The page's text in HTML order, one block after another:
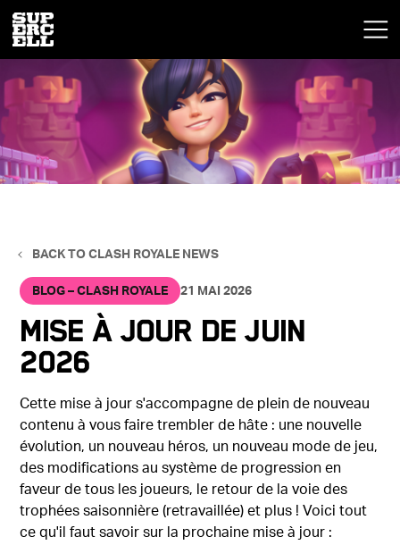
BACK TO CLASH ROYALE NEWS
BLOG – CLASH ROYALE 21 MAI 2026
Mise à jour de juin
2026
Cette mise à jour s'accompagne de plein de nouveau
contenu à vous faire trembler de hâte : une nouvelle
évolution, un nouveau héros, un nouveau mode de jeu,
des modifications au système de progression en
faveur de tous les joueurs, le retour de la voie des
trophées saisonnière (retravaillée) et plus ! Voici tout
ce qu'il faut savoir sur la prochaine mise à jour :